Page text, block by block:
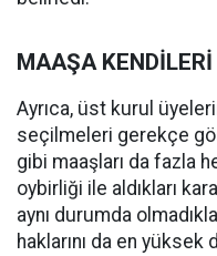
MAAŞA
Ayrıca, üst kurul
seçilmeleri gerekçe
gibi maaşları da fazla
oybirliği ile aldıkları
aynı durumda
haklarını da en